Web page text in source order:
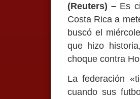
(Reuters) –Es
Costa Rica a
buscó el
que hizo
choque contra
La federación
cuando sus